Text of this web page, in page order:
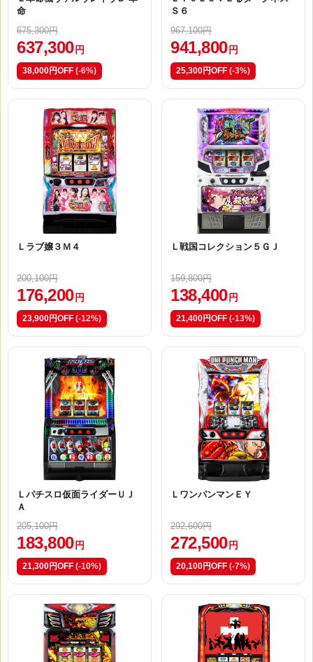
命
675,300円
637,300円
38,000円OFF (-6%)
Ｓ６
967,100円
941,800円
25,300円OFF (-3%)
Ｌラブ嬢３Ｍ４
200,100円
176,200 円
23,900円OFF (-12%)
Ｌ戦国コレクション５ＧＪ
159,800円
138,400 円
21,400円OFF (-13%)
Ｌパチスロ仮面ライダーＵＪ
Ａ
205,100円
183,800 円
21,300円OFF (-10%)
ＬワンパンマンＥＹ
292,600円
272,500 円
20,100円OFF (-7%)